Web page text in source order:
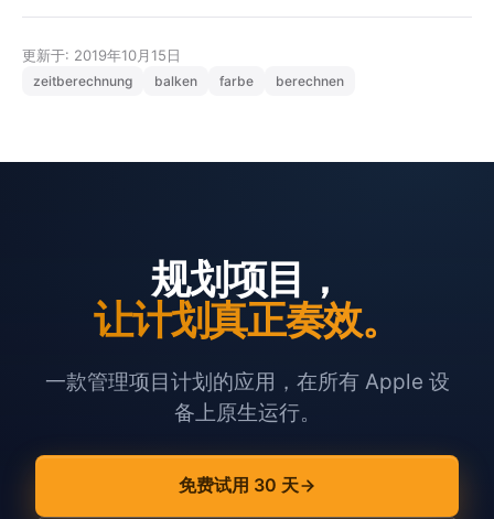
更新于: 2019年10月15日
zeitberechnung balken farbe berechnen
规划项目，
让计划真正奏效。
一款管理项目计划的应用，在所有 Apple 设
备上原生运行。
免费试用 30 天